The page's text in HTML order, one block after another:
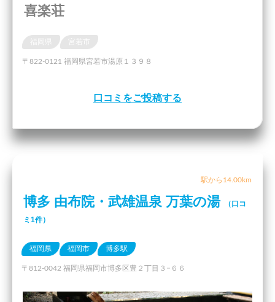
喜楽荘
〒822-0121 福岡県宮若市湯原１３９８
口コミをご投稿する
駅から14.00km
博多 由布院・武雄温泉 万葉の湯
（口コ
ミ1件）
福岡県 福岡市 博多駅
〒812-0042 福岡県福岡市博多区豊２丁目３−６６